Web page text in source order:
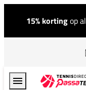
15% kortingop